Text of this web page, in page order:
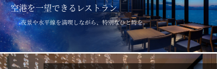
空港を一望できるレストラン
夜景や水平線を満喫しながら、特別なひと時を。